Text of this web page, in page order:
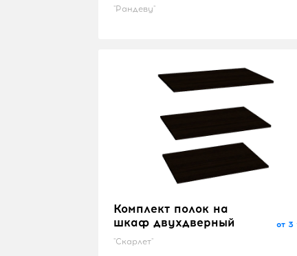
"Рандеву"
Комплект полок на
шкаф двухдверный
"Скарлет"
от 3